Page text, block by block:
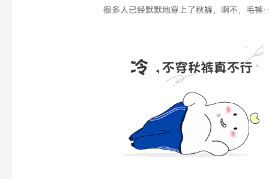
很多人已经默默地穿上了秋裤，啊不，毛